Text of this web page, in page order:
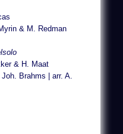
& M. Redman
& H. Maat
Brahms | arr. A.